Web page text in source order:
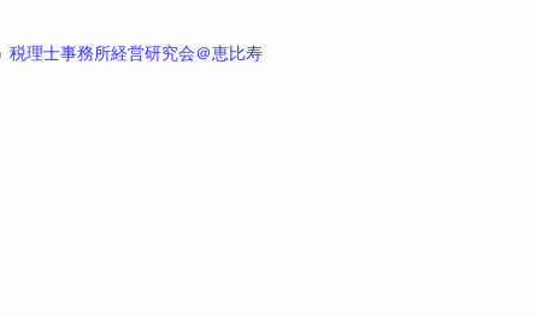
税理士事務所経営研究会＠恵比寿